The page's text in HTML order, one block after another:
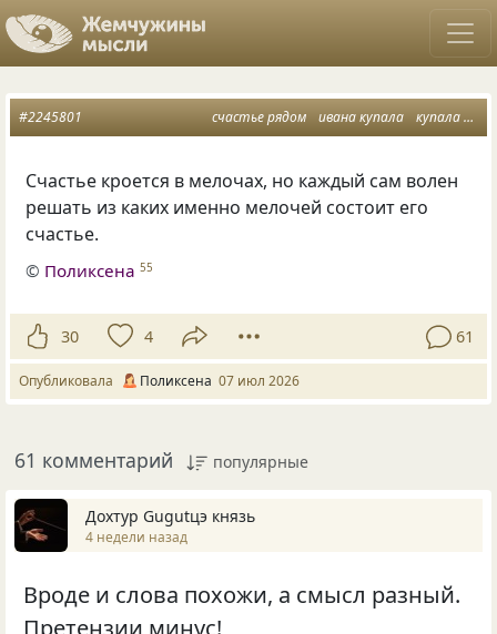
счастье рядом ивана купала купала лета как не бывало
#2245801
Счастье кроется в мелочах, но каждый сам волен
решать из каких именно мелочей состоит его
счастье.
© Поликсена 55
30 4 61
Опубликовала Поликсена 07 июл 2026
61 комментарий популярные
Дохтур Gugutцэ князь
4 недели назад
Вроде и слова похожи, а смысл разный.